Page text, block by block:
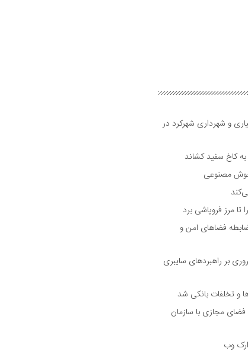
و شهرداری شهرکرد در
کاخ سفید کشاند
هوش مصنوعی
مرز فروپاشی برد
فضا‌های امن و
بر راهبرد‌های سایبری
و تخلفات بانکی شد
مجازی با سازمان